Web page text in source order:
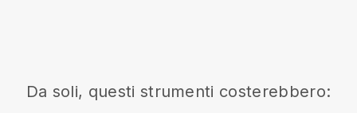
Da soli, questi strumenti costerebbero: